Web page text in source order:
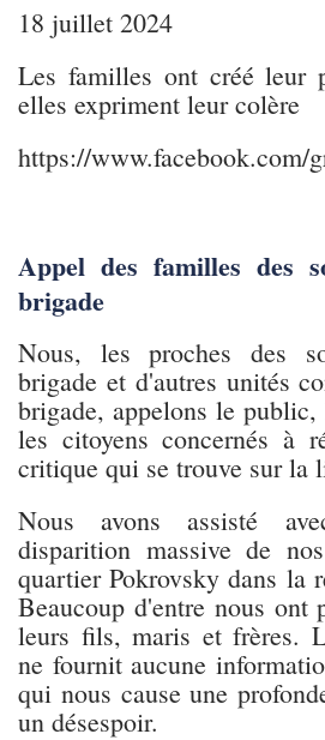
18 juillet 2024
Les familles ont créé leur
elles expriment leur colère
https://www.facebook.com/
Appel des familles des
brigade
Nous, les proches des
brigade et d'autres unités
brigade, appelons le
les citoyens concernés à
critique qui se trouve sur la
Nous avons assisté
disparition massive de
quartier Pokrovsky dans la
Beaucoup d'entre nous ont
leurs fils, maris et frères.
ne fournit aucune
qui nous cause une
un désespoir.